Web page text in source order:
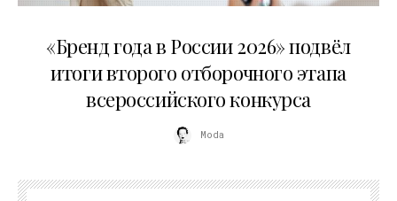
«Бренд года в России 2026» подвёл
итоги второго отборочного этапа
всероссийского конкурса
Moda